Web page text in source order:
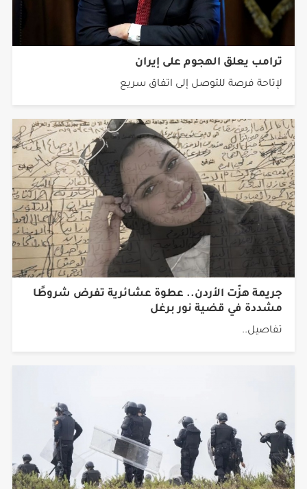
ترامب يعلق الهجوم على إيران
لإتاحة فرصة للتوصل إلى اتفاق سريع
جريمة هزّت الأردن.. عطوة عشائرية تفرض شروطًا
مشددة في قضية نور برغل
تفاصيل..